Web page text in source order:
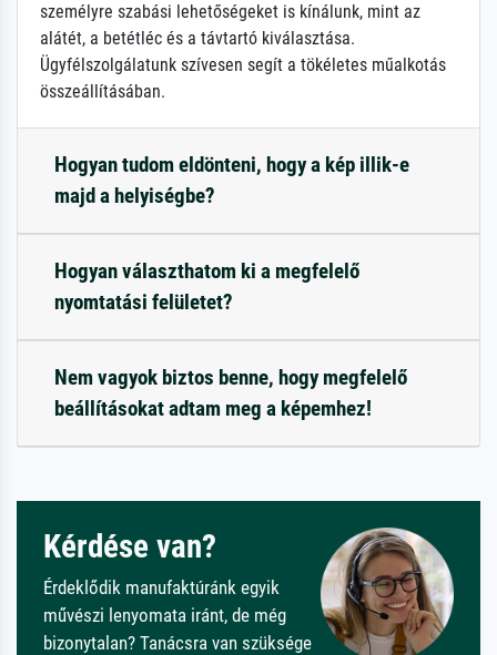
személyre szabási lehetőségeket is kínálunk, mint az
alátét, a betétléc és a távtartó kiválasztása.
Ügyfélszolgálatunk szívesen segít a tökéletes műalkotás
összeállításában.
Hogyan tudom eldönteni, hogy a kép illik-e
majd a helyiségbe?
Hogyan választhatom ki a megfelelő
nyomtatási felületet?
Nem vagyok biztos benne, hogy megfelelő
beállításokat adtam meg a képemhez!
Kérdése van?
Érdeklődik manufaktúránk egyik
művészi lenyomata iránt, de még
bizonytalan? Tanácsra van szüksége